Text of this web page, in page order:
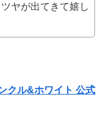
ヤが出てきて嬉し
クル&ホワイト 公式